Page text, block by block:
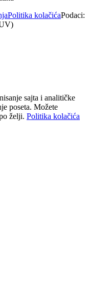
Politika kolačićaPodaci:
sajta i analitičke
poseta. Možete
želji. Politika kolačića